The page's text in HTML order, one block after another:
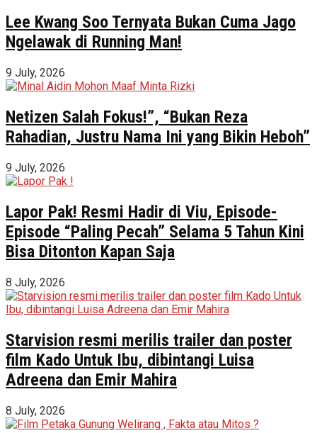
Lee Kwang Soo Ternyata Bukan Cuma Jago
Ngelawak di Running Man!
9 July, 2026
Netizen Salah Fokus!”, “Bukan Reza
Rahadian, Justru Nama Ini yang Bikin Heboh”
9 July, 2026
Lapor Pak! Resmi Hadir di Viu, Episode-
Episode “Paling Pecah” Selama 5 Tahun Kini
Bisa Ditonton Kapan Saja
8 July, 2026
Starvision resmi merilis trailer dan poster
film Kado Untuk Ibu, dibintangi Luisa
Adreena dan Emir Mahira
8 July, 2026